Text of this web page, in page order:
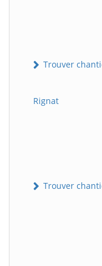
Trouver
Rignat
Trouver